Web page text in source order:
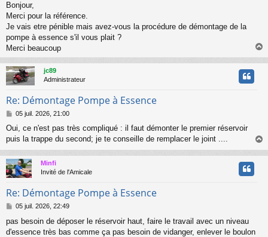
s
s
a
g
Bonjour,
Merci pour la référence.
Je vais etre pénible mais avez-vous la procédure de démontage de la
pompe à essence s'il vous plait ?
Merci beaucoup
a
u
jc89
Administrateur
Re: Démontage Pompe à Essence
M
s
s
a
g
e
05 juil. 2026, 21:00
Oui, ce n'est pas très compliqué : il faut démonter le premier réservoir
puis la trappe du second; je te conseille de remplacer le joint ....
a
u
Minfi
Invité de l'Amicale
Re: Démontage Pompe à Essence
M
s
s
05 juil. 2026, 22:49
pas besoin de déposer le réservoir haut, faire le travail avec un niveau
d'essence très bas comme ça pas besoin de vidanger, enlever le boulon